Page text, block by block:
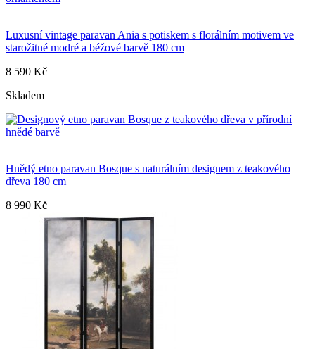
Luxusní vintage paravan Ania s potiskem s florálním motivem ve
starožitné modré a béžové barvě 180 cm
8 590 Kč
Skladem
Hnědý etno paravan Bosque s naturálním designem z teakového
dřeva 180 cm
8 990 Kč